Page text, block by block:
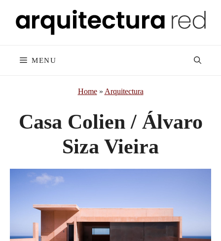
content
MENU
Home» Arquitectura
Casa Colien / Álvaro
Siza Vieira